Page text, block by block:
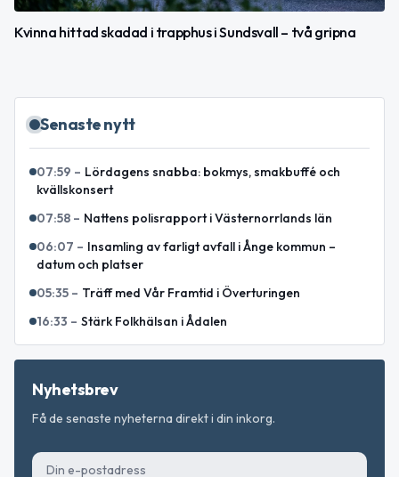
Kvinna hittad skadad i trapphus i Sundsvall – två gripna
Senaste nytt
07:59 – Lördagens snabba: bokmys, smakbuffé och
kvällskonsert
07:58 – Nattens polisrapport i Västernorrlands län
06:07 – Insamling av farligt avfall i Ånge kommun –
datum och platser
05:35 – Träff med Vår Framtid i Överturingen
16:33 – Stärk Folkhälsan i Ådalen
Nyhetsbrev
Få de senaste nyheterna direkt i din inkorg.